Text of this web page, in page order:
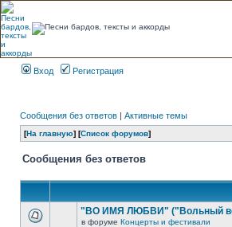
Вход Регистрация
Сообщения без ответов | Активные темы
[На главную] [Список форумов]
Сообщения без ответов
"ВО ИМЯ ЛЮБВИ" ("Вольный
в форуме Концерты и фестивали